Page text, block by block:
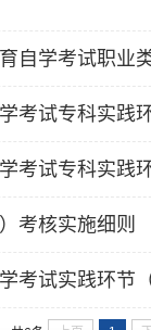
考核实施细则